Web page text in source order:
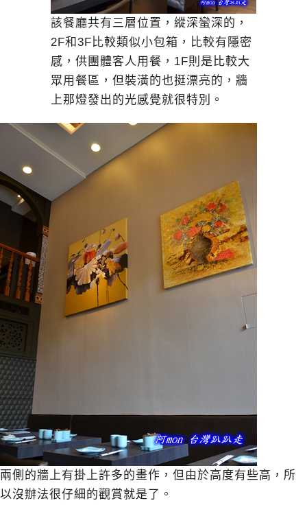
該餐廳共有三層位置，縱深蠻深的，
2F和3F比較類似小包箱，比較有隱密
感，供團體客人用餐，1F則是比較大
眾用餐區，但裝潢的也挺漂亮的，牆
上那燈發出的光感覺就很特別。
兩側的牆上有掛上許多的畫作，但由於高度有些高，所
以沒辦法很仔細的觀賞就是了。